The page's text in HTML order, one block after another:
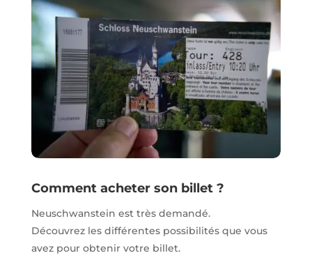
Comment acheter son billet ?
Neuschwanstein est très demandé.
Découvrez les différentes possibilités que vous
avez pour obtenir votre billet.